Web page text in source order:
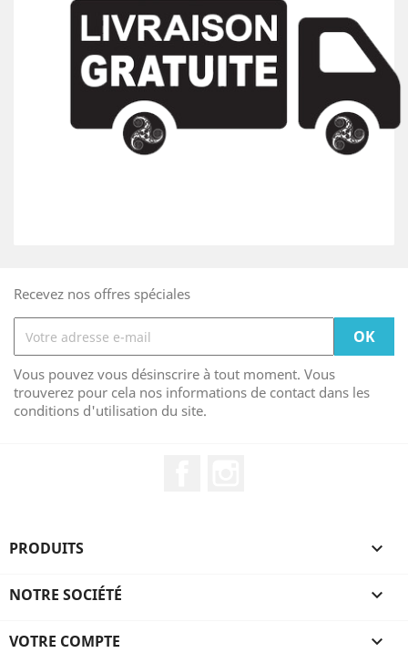
Recevez nos offres spéciales
Vous pouvez vous désinscrire à tout moment. Vous
trouverez pour cela nos informations de contact dans les
conditions d'utilisation du site.
PRODUITS 
NOTRE SOCIÉTÉ 
VOTRE COMPTE 